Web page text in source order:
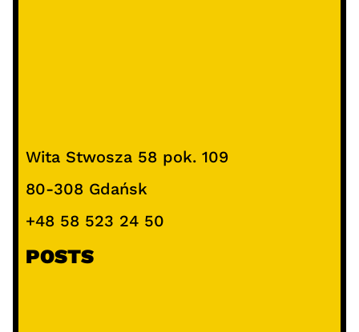
Wita Stwosza 58 pok. 109
80-308 Gdańsk
+48 58 523 24 50
POSTS